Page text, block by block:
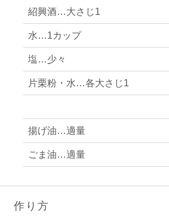
紹興酒…大さじ1
水…1カップ
塩…少々
片栗粉・水…各大さじ1
揚げ油…適量
ごま油…適量
作り方